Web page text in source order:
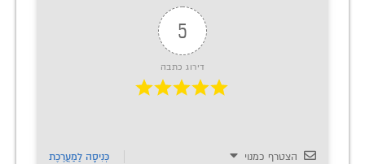
5
דירוג כתבה
הצטרף כמנוי כְּנִיסָה לַמַעֲרֶכֶת